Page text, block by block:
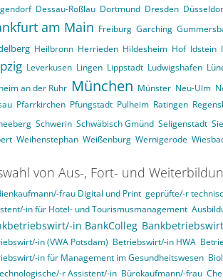
Dessau-Roßlau Dortmund Dresden
am Main Freiburg Garching
Heilbronn Herrieden Hildesheim Hof Idstein
Leverkusen Lingen Lippstadt Ludwigshafen
an der Ruhr München Münster Neu-Ulm
Pfarrkirchen Pfungstadt Pulheim Ratingen
Schwerin Schwäbisch Gmünd Seligenstadt
Weihenstephan Weißenburg Wernigerode
von Aus-, Fort- und
frau Digital und Print geprüfte/-r
in für Hotel- und Tourismusmanagement
in BankColleg
in (VWA Potsdam) Betriebswirt/-in HWA
in für Management im Gesundheitswesen
r Assistent/-in Bürokaufmann/-frau